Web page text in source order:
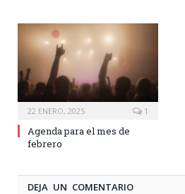
22 ENERO, 2025 1
Agenda para el mes de
febrero
DEJA UN COMENTARIO